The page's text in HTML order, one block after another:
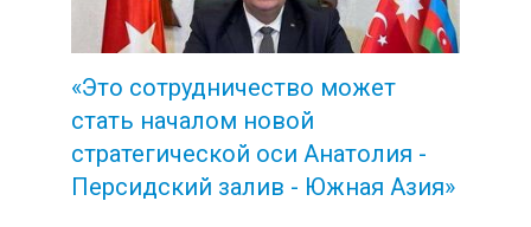
«Это сотрудничество может
стать началом новой
стратегической оси Анатолия -
Персидский залив - Южная Азия»